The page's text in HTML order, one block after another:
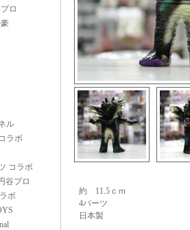
ロ
ル
ラボ
コラボ
谷プロ
ボ
約 11.5ｃｍ
4パーツ
日本製